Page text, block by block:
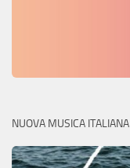
NUOVA MUSICA ITALIANA